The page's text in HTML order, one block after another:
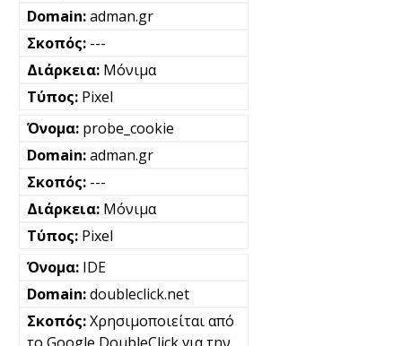
adman.gr
---
Μόνιμα
Pixel
probe_cookie
adman.gr
---
Μόνιμα
Pixel
IDE
doubleclick.net
Χρησιμοποιείται από